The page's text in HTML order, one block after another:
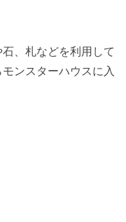
、札などを利用して
ンスターハウスに入